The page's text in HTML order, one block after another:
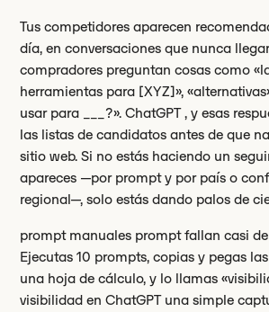
Tus competidores aparecen
día, en conversaciones que nunca
compradores preguntan cosas como
herramientas para [XYZ]»,
usar para ___?». ChatGPT , y esas
las listas de candidatos antes de que
sitio web. Si no estás haciendo un
apareces —por prompt y por país o
regional—, solo estás dando palos de
prompt manuales prompt fallan casi
Ejecutas 10 prompts, copias y pegas
una hoja de cálculo, y lo llamas
visibilidad en ChatGPT una simple